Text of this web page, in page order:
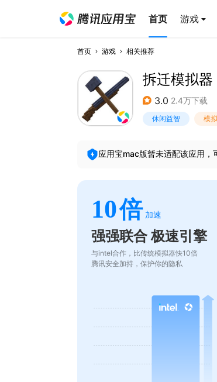
首页 游戏
首页 游戏 相关推荐
拆迁模拟器
3.0 2.4万下载
休闲益智 模拟
应用宝mac版暂未适配该应用
10倍 加速
强强联合 极速引擎
与intel合作，比传统模拟器快10倍
腾讯安全加持，保护你的隐私